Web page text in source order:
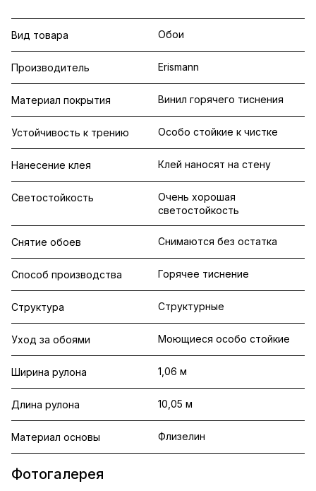
Вид товара Обои
Производитель Erismann
Материал покрытия Винил горячего тиснения
Устойчивость к трению Особо стойкие к чистке
Нанесение клея Клей наносят на стену
Светостойкость
Очень хорошая
светостойкость
Снятие обоев Снимаются без остатка
Способ производства Горячее тиснение
Структура Структурные
Уход за обоями Моющиеся особо стойкие
Ширина рулона 1,06 м
Длина рулона 10,05 м
Материал основы Флизелин
Фотогалерея